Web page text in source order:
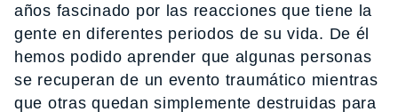
años fascinado por las reacciones que tiene la
gente en diferentes periodos de su vida. De él
hemos podido aprender que algunas personas
se recuperan de un evento traumático mientras
que otras quedan simplemente destruidas para